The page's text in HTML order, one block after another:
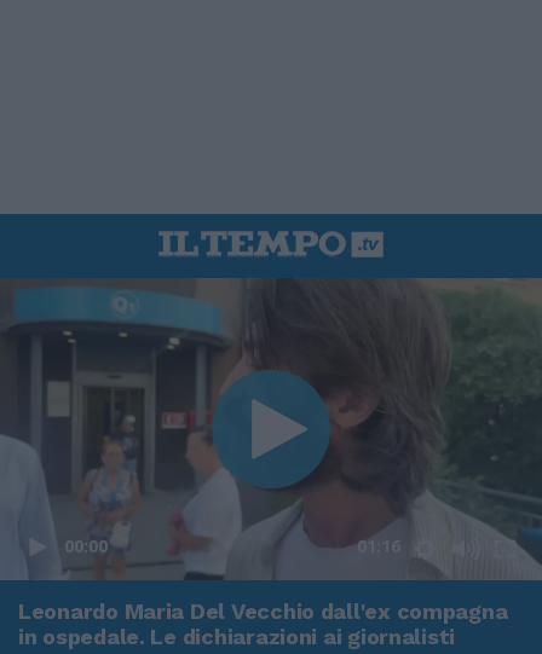
00:00 01:16
Leonardo Maria Del Vecchio dall'ex compagna
in ospedale. Le dichiarazioni ai giornalisti